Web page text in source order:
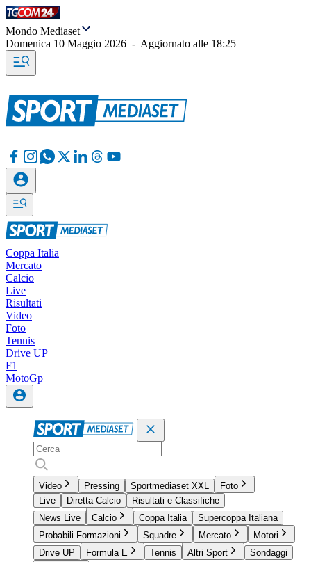
Mondo Mediaset
Domenica 10 Maggio 2026 - Aggiornato alle 18:25
Coppa Italia
Mercato
Calcio
Live
Risultati
Video
Foto
Tennis
Drive UP
F1
MotoGp
Video Pressing Sportmediaset XXL
Foto
Live
Diretta Calcio
Risultati e Classifiche
News Live
Calcio Coppa Italia
Supercoppa Italiana
Probabili Formazioni
Squadre Mercato
Motori
Drive UP
Formula E Tennis Altri Sport
Sondaggi